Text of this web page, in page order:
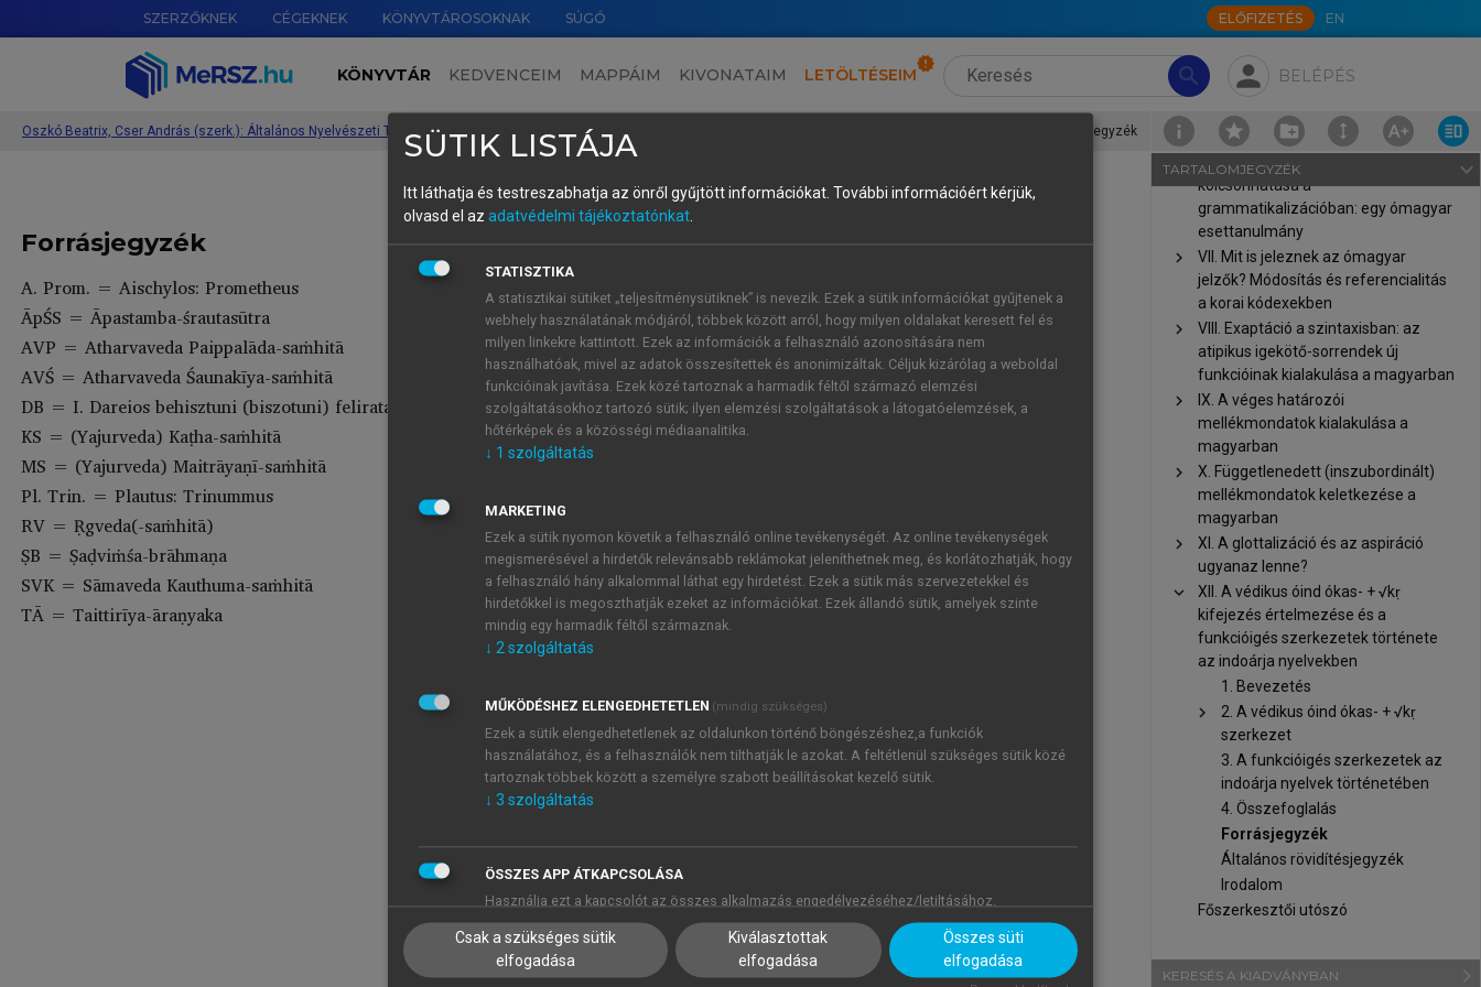
SZERZŐKNEK CÉGEKNEK KÖNYVTÁROSOKNAK SÚGÓ ELŐFIZETÉS EN
search person BELÉPÉS
KÖNYVTÁR KEDVENCEIM MAPPÁIM KIVONATAIM LETÖLTÉSEIM
Oszkó Beatrix, Cser András (szerk.): Általános Nyelvészeti Tanulmányok XXXVII. Forrásjegyzék
Forrásjegyzék
A. Prom. = Aischylos: Prometheus
ĀpŚS = Āpastamba-śrautasūtra
AVP = Atharvaveda Paippalāda-saṁhitā
AVŚ = Atharvaveda Śaunakīya-saṁhitā
DB = I. Dareios behisztuni (biszotuni) felirata
KS = (Yajurveda) Kaṭha-saṁhitā
MS = (Yajurveda) Maitrāyaṇī-saṁhitā
Pl. Trin. = Plautus: Trinummus
RV = Ṛgveda(-saṁhitā)
ṢB = Ṣaḍviṁśa-brāhmaṇa
SVK = Sāmaveda Kauthuma-saṁhitā
TĀ = Taittirīya-āraṇyaka
TARTALOMJEGYZÉK navigate_next
kifejezés szintaktikai korlátozása és
szerkezeti magyarázata
északnyugat-szibériai nyelvekben
chevron_right
V. Diakrón összefüggések az udmurt
szintetikus és analitikus múlt idők
között
chevron_right
VI. A morfológia és a fonológia
kölcsönhatása a
grammatikalizációban: egy ómagyar
esettanulmány
chevron_right
VII. Mit is jeleznek az ómagyar
jelzők? Módosítás és referencialitás
a korai kódexekben
chevron_right
VIII. Exaptáció a szintaxisban: az
atipikus igekötő-sorrendek új
funkcióinak kialakulása a magyarban
chevron_right
IX. A véges határozói
mellékmondatok kialakulása a
magyarban
chevron_right
X. Függetlenedett (inszubordinált)
mellékmondatok keletkezése a
magyarban
chevron_right
XI. A glottalizáció és az aspiráció
ugyanaz lenne?
chevron_right
XII. A védikus óind ókas- + √kṛ
kifejezés értelmezése és a
funkcióigés szerkezetek története
az indoárja nyelvekben
1. Bevezetés
chevron_right
2. A védikus óind ókas- + √kṛ
szerkezet
3. A funkcióigés szerkezetek az
indoárja nyelvek történetében
4. Összefoglalás
Forrásjegyzék
Általános rövidítésjegyzék
Irodalom
Főszerkesztői utószó
KERESÉS A KIADVÁNYBAN
SÜTIK LISTÁJA
Itt láthatja és testreszabhatja az önről gyűjtött információkat. További információért kérjük,
olvasd el az adatvédelmi tájékoztatónkat.
STATISZTIKA
A statisztikai sütiket „teljesítménysütiknek” is nevezik. Ezek a sütik információkat gyűjtenek a
webhely használatának módjáról, többek között arról, hogy milyen oldalakat keresett fel és
milyen linkekre kattintott. Ezek az információk a felhasználó azonosítására nem
használhatóak, mivel az adatok összesítettek és anonimizáltak. Céljuk kizárólag a weboldal
funkcióinak javítása. Ezek közé tartoznak a harmadik féltől származó elemzési
szolgáltatásokhoz tartozó sütik; ilyen elemzési szolgáltatások a látogatóelemzések, a
hőtérképek és a közösségi médiaanalitika.
↓ 1 szolgáltatás
MARKETING
Ezek a sütik nyomon követik a felhasználó online tevékenységét. Az online tevékenységek
megismerésével a hirdetők relevánsabb reklámokat jeleníthetnek meg, és korlátozhatják, hogy
a felhasználó hány alkalommal láthat egy hirdetést. Ezek a sütik más szervezetekkel és
hirdetőkkel is megoszthatják ezeket az információkat. Ezek állandó sütik, amelyek szinte
mindig egy harmadik féltől származnak.
↓ 2szolgáltatás
MŰKÖDÉSHEZ ELENGEDHETETLEN (mindig szükséges)
Ezek a sütik elengedhetetlenek az oldalunkon történő böngészéshez,a funkciók
használatához, és a felhasználók nem tilthatják le azokat. A feltétlenül szükséges sütik közé
tartoznak többek között a személyre szabott beállításokat kezelő sütik.
↓ 3 szolgáltatás
ÖSSZES APP ÁTKAPCSOLÁSA
Használja ezt a kapcsolót az összes alkalmazás engedélyezéséhez/letiltásához.
Csak a szükséges sütik
elfogadása
Kiválasztottak
elfogadása
Összes süti
elfogadása